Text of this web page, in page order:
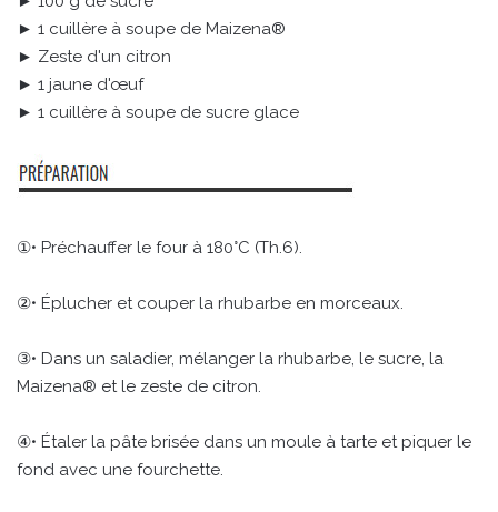
► 1 cuillère à soupe de Maizena®
► Zeste d'un citron
► 1 jaune d'œuf
► 1 cuillère à soupe de sucre glace
①• Préchauffer le four à 180°C (Th.6).
②• Éplucher et couper la rhubarbe en morceaux.
③• Dans un saladier, mélanger la rhubarbe, le sucre, la
Maizena® et le zeste de citron.
④• Étaler la pâte brisée dans un moule à tarte et piquer le
fond avec une fourchette.